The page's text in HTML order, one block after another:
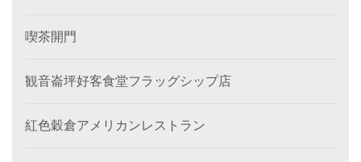
喫茶開門
観音崙坪好客食堂フラッグシップ店
紅色穀倉アメリカンレストラン